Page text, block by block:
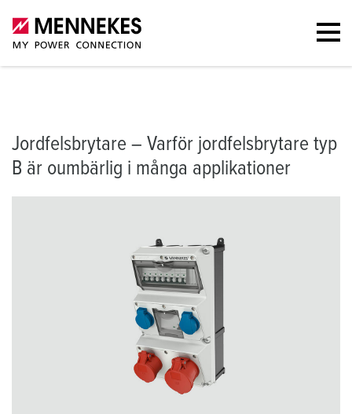
Varför jordfelsbrytare typ B?
Jordfelsbrytare – Varför jordfelsbrytare typ
B är oumbärlig i många applikationer